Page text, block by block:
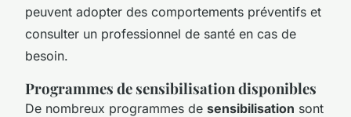
peuvent adopter des comportements préventifs et
consulter un professionnel de santé en cas de
besoin.
Programmes de sensibilisation disponibles
De nombreux programmes de sensibilisation sont